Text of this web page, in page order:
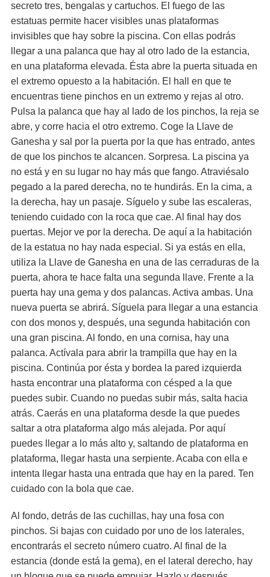
secreto tres, bengalas y cartuchos. El fuego de las
estatuas permite hacer visibles unas plataformas
invisibles que hay sobre la piscina. Con ellas podrás
llegar a una palanca que hay al otro lado de la estancia,
en una plataforma elevada. Ésta abre la puerta situada en
el extremo opuesto a la habitación. El hall en que te
encuentras tiene pinchos en un extremo y rejas al otro.
Pulsa la palanca que hay al lado de los pinchos, la reja se
abre, y corre hacia el otro extremo. Coge la Llave de
Ganesha y sal por la puerta por la que has entrado, antes
de que los pinchos te alcancen. Sorpresa. La piscina ya
no está y en su lugar no hay más que fango. Atraviésalo
pegado a la pared derecha, no te hundirás. En la cima, a
la derecha, hay un pasaje. Síguelo y sube las escaleras,
teniendo cuidado con la roca que cae. Al final hay dos
puertas. Mejor ve por la derecha. De aquí a la habitación
de la estatua no hay nada especial. Si ya estás en ella,
utiliza la Llave de Ganesha en una de las cerraduras de la
puerta, ahora te hace falta una segunda llave. Frente a la
puerta hay una gema y dos palancas. Activa ambas. Una
nueva puerta se abrirá. Síguela para llegar a una estancia
con dos monos y, después, una segunda habitación con
una gran piscina. Al fondo, en una cornisa, hay una
palanca. Actívala para abrir la trampilla que hay en la
piscina. Continúa por ésta y bordea la pared izquierda
hasta encontrar una plataforma con césped a la que
puedes subir. Cuando no puedas subir más, salta hacia
atrás. Caerás en una plataforma desde la que puedes
saltar a otra plataforma algo más alejada. Por aquí
puedes llegar a lo más alto y, saltando de plataforma en
plataforma, llegar hasta una serpiente. Acaba con ella e
intenta llegar hasta una entrada que hay en la pared. Ten
cuidado con la bola que cae.
Al fondo, detrás de las cuchillas, hay una fosa con
pinchos. Si bajas con cuidado por uno de los laterales,
encontrarás el secreto número cuatro. Al final de la
estancia (donde está la gema), en el lateral derecho, hay